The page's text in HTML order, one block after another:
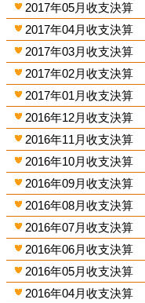
2017年05月收支決算
2017年04月收支決算
2017年03月收支決算
2017年02月收支決算
2017年01月收支決算
2016年12月收支決算
2016年11月收支決算
2016年10月收支決算
2016年09月收支決算
2016年08月收支決算
2016年07月收支決算
2016年06月收支決算
2016年05月收支決算
2016年04月收支決算